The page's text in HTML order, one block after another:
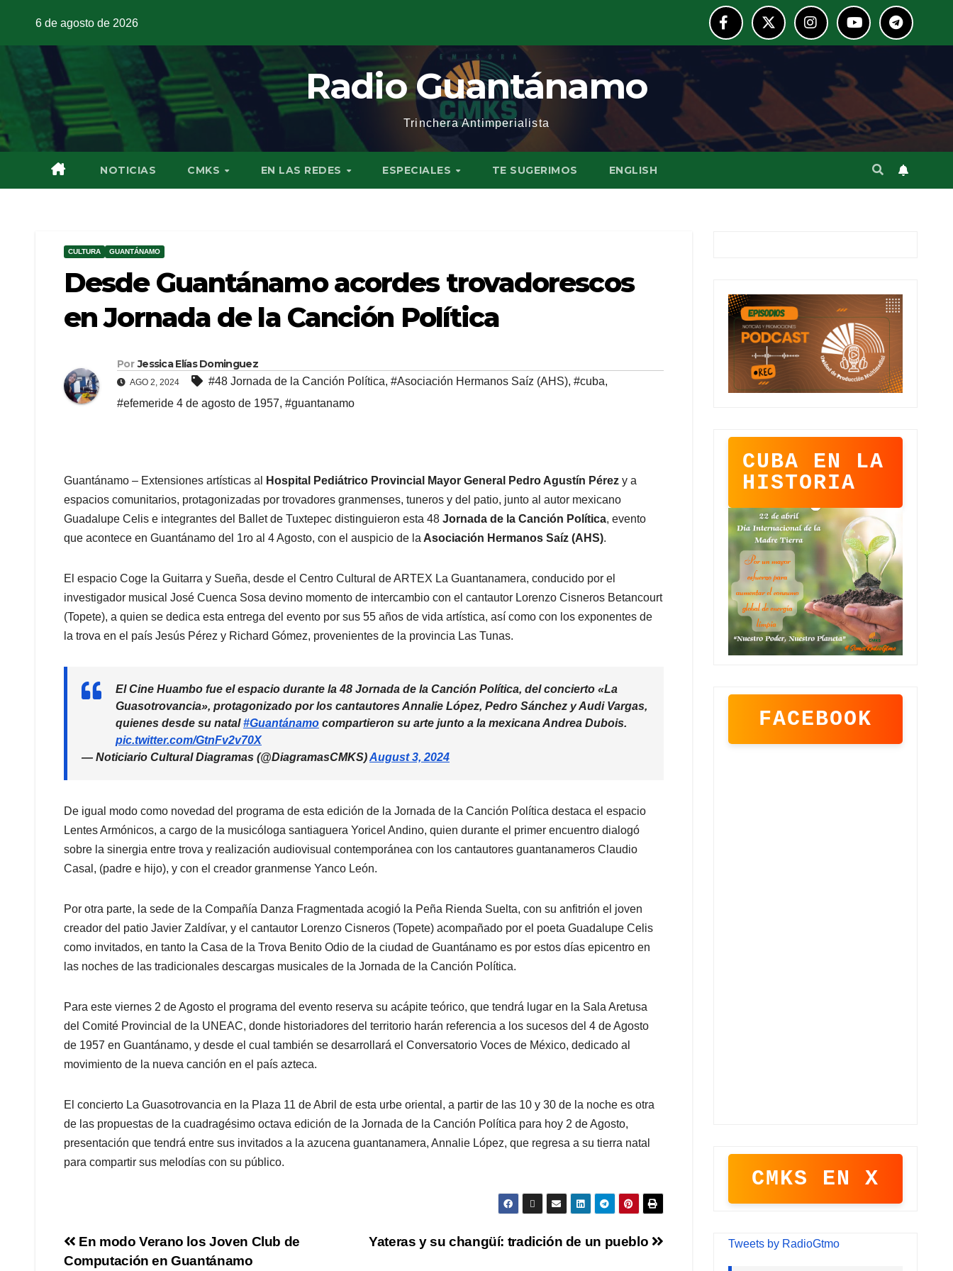
6 de agosto de 2026
Radio Guantánamo
Trinchera Antimperialista
NOTICIAS CMKS EN LAS REDES ESPECIALES TE SUGERIMOS ENGLISH
CULTURA GUANTÁNAMO
Desde Guantánamo acordes trovadorescos
en Jornada de la Canción Política
Por Jessica Elías Dominguez
AGO 2, 2024 #48 Jornada de la Canción Política, #Asociación Hermanos Saíz (AHS), #cuba,
#efemeride 4 de agosto de 1957, #guantanamo
Guantánamo – Extensiones artísticas al Hospital Pediátrico Provincial Mayor General Pedro Agustín Pérez y a
espacios comunitarios, protagonizadas por trovadores granmenses, tuneros y del patio, junto al autor mexicano
Guadalupe Celis e integrantes del Ballet de Tuxtepec distinguieron esta 48 Jornada de la Canción Política, evento
que acontece en Guantánamo del 1ro al 4 Agosto, con el auspicio de la Asociación Hermanos Saíz (AHS).
El espacio Coge la Guitarra y Sueña, desde el Centro Cultural de ARTEX La Guantanamera, conducido por el
investigador musical José Cuenca Sosa devino momento de intercambio con el cantautor Lorenzo Cisneros Betancourt
(Topete), a quien se dedica esta entrega del evento por sus 55 años de vida artística, así como con los exponentes de
la trova en el país Jesús Pérez y Richard Gómez, provenientes de la provincia Las Tunas.
El Cine Huambo fue el espacio durante la 48 Jornada de la Canción Política, del concierto «La
Guasotrovancia», protagonizado por los cantautores Annalie López, Pedro Sánchez y Audi Vargas,
quienes desde su natal#Guantánamo compartieron su arte junto a la mexicana Andrea Dubois.
pic.twitter.com/GtnFv2v70X
— Noticiario Cultural Diagramas (@DiagramasCMKS)August 3, 2024
De igual modo como novedad del programa de esta edición de la Jornada de la Canción Política destaca el espacio
Lentes Armónicos, a cargo de la musicóloga santiaguera Yoricel Andino, quien durante el primer encuentro dialogó
sobre la sinergia entre trova y realización audiovisual contemporánea con los cantautores guantanameros Claudio
Casal, (padre e hijo), y con el creador granmense Yanco León.
Por otra parte, la sede de la Compañía Danza Fragmentada acogió la Peña Rienda Suelta, con su anfitrión el joven
creador del patio Javier Zaldívar, y el cantautor Lorenzo Cisneros (Topete) acompañado por el poeta Guadalupe Celis
como invitados, en tanto la Casa de la Trova Benito Odio de la ciudad de Guantánamo es por estos días epicentro en
las noches de las tradicionales descargas musicales de la Jornada de la Canción Política.
Para este viernes 2 de Agosto el programa del evento reserva su acápite teórico, que tendrá lugar en la Sala Aretusa
del Comité Provincial de la UNEAC, donde historiadores del territorio harán referencia a los sucesos del 4 de Agosto
de 1957 en Guantánamo, y desde el cual también se desarrollará el Conversatorio Voces de México, dedicado al
movimiento de la nueva canción en el país azteca.
El concierto La Guasotrovancia en la Plaza 11 de Abril de esta urbe oriental, a partir de las 10 y 30 de la noche es otra
de las propuestas de la cuadragésimo octava edición de la Jornada de la Canción Política para hoy 2 de Agosto,
presentación que tendrá entre sus invitados a la azucena guantanamera, Annalie López, que regresa a su tierra natal
para compartir sus melodías con su público.
Yateras y su changüí: tradición de un pueblo
En modo Verano los Joven Club de
Computación en Guantánamo
CUBA EN LA
HISTORIA
FACEBOOK
CMKS EN X
Tweets by RadioGtmo